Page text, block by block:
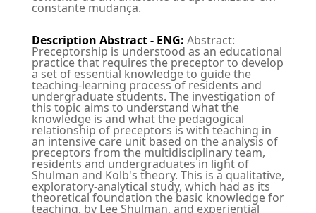
constante mudança.
Description Abstract - ENG: Abstract:
Preceptorship is understood as an educational
practice that requires the preceptor to develop
a set of essential knowledge to guide the
teaching-learning process of residents and
undergraduate students. The investigation of
this topic aims to understand what the
knowledge is and what the pedagogical
relationship of preceptors is with teaching in
an intensive care unit based on the analysis of
preceptors from the multidisciplinary team,
residents and undergraduates in light of
Shulman and Kolb's theory. This is a qualitative,
exploratory-analytical study, which had as its
theoretical foundation the basic knowledge for
teaching, by Lee Shulman, and experiential